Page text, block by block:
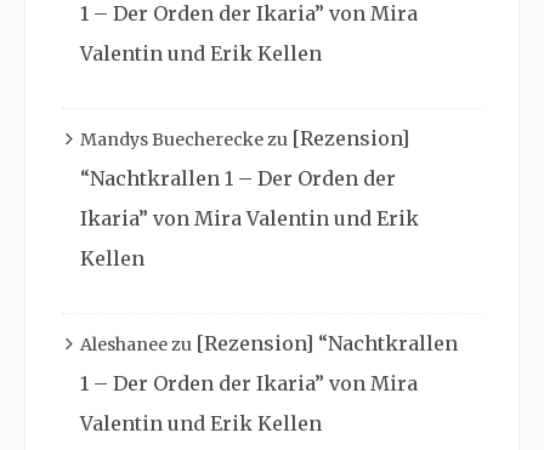
1 – Der Orden der Ikaria” von Mira
Valentin und Erik Kellen
Mandys Buechereckezu [Rezension]
“Nachtkrallen 1 – Der Orden der
Ikaria” von Mira Valentin und Erik
Kellen
Aleshaneezu [Rezension] “Nachtkrallen
1 – Der Orden der Ikaria” von Mira
Valentin und Erik Kellen